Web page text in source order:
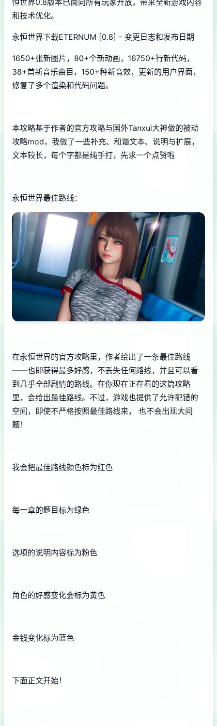
恒世界0.8版本已面向所有玩家开放，带来全新游戏内容
和技术优化。
永恒世界下载ETERNUM [0.8] - 变更日志和发布日期
1650+张新图片，80+个新动画，16750+行新代码，
38+首新音乐曲目，150+种新音效，更新的用户界面，
修复了多个渲染和代码问题。
本攻略基于作者的官方攻略与国外Tanxui大神做的被动
攻略mod，我做了一些补充、和谐文本、说明与扩展，
文本较长，每个字都是纯手打，先求一个点赞啦
永恒世界最佳路线：
在永恒世界的官方攻略里，作者给出了一条最佳路线
——也即获得最多好感，不丢失任何路线，并且可以看
到几乎全部剧情的路线。在你现在正在看的这篇攻略
里，会给出最佳路线。不过，游戏也提供了允许犯错的
空间，即使不严格按照最佳路线来， 也不会出现大问
题！
我会把最佳路线颜色标为红色
每一章的题目标为绿色
选项的说明内容标为粉色
角色的好感变化会标为黄色
金钱变化标为蓝色
下面正文开始！